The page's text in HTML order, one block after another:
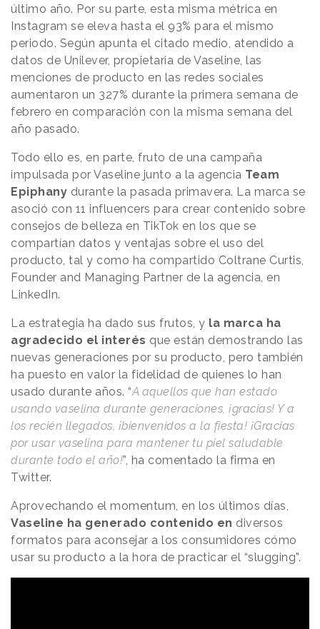
último año. Por su parte, esta misma métrica en
Instagram se eleva hasta el 93% para el mismo
periodo. Según apunta el citado medio, atendido a
datos de Unilever, propietaria de Vaseline, las
menciones de producto en las redes sociales
aumentaron un 327% durante la primera semana de
febrero en comparación con la misma semana del
año pasado.
Todo ello es, en parte, fruto de una campaña
impulsada por Vaseline junto a la agencia Team
Epiphany durante la pasada primavera. La marca se
asoció con 11 influencers para crear contenido sobre
consejos de belleza en TikTok en los que se
compartían datos y ventajas sobre el uso del
producto, tal y como ha compartido Coltrane Curtis,
Founder and Managing Partner de la agencia, en
LinkedIn.
La estrategia ha dado sus frutos, y la marca ha
agradecido el interés que están demostrando las
nuevas generaciones por su producto, pero también
ha puesto en valor la fidelidad de quienes lo han
usado durante años. “A aquellos que han estado
usando vaselina durante generaciones, ¡gracias! Y a
los recién llegados, ¡bienvenidos a la fiesta! ¡Gracias
por usar vaselina para mantener tu piel saludable
durante todo el año!”, ha comentado la firma en
Twitter.
Aprovechando el momentum, en los últimos días,
Vaseline ha generado contenido en diversos
formatos para aconsejar a los consumidores cómo
usar su producto a la hora de practicar el “slugging”.